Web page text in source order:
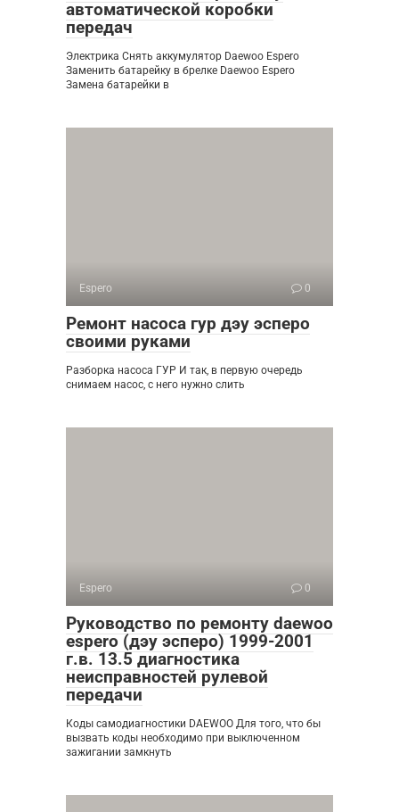
автоматической коробки
передач
Электрика Снять аккумулятор Daewoo Espero
Заменить батарейку в брелке Daewoo Espero
Замена батарейки в
Espero 0
Ремонт насоса гур дэу эсперо
своими руками
Разборка насоса ГУР И так, в первую очередь
снимаем насос, с него нужно слить
Espero 0
Руководство по ремонту daewoo
espero (дэу эсперо) 1999-2001
г.в. 13.5 диагностика
неисправностей рулевой
передачи
Коды самодиагностики DAEWOO Для того, что бы
вызвать коды необходимо при выключенном
зажигании замкнуть